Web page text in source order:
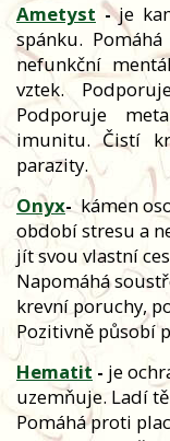
Ametyst -je
spánku.
nefunkční
vztek.
Podporuje
imunitu. Čistí
parazity.
Onyx-kámen
období stresu a
jít svou vlastní
Napomáhá
krevní poruchy,
Pozitivně působí
Hematit - je
uzemňuje. Ladí
Pomáhá proti